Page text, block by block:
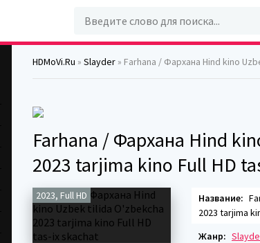
HDMoVi.Ru » Slayder » Farhana / Фархана Hind kino
Farhana / Фархана Hind
2023 tarjima kino Full HD
2023, Full HD Название:
2023 tarjima
Жанр: